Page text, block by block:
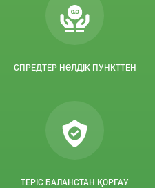
СПРЕДТЕР НӨЛДІК ПУНКТТЕН
ТЕРІС БАЛАНСТАН ҚОРҒАУ